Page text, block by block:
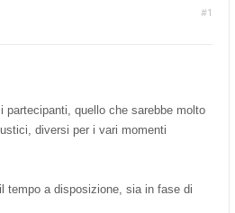
#1
partecipanti, quello che sarebbe molto
diversi per i vari momenti
tempo a disposizione, sia in fase di